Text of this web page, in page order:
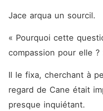
Jace arqua un sourcil.
« Pourquoi cette
compassion pour elle ?
Il le fixa, cherchant à
regard de Cane était
presque inquiétant.